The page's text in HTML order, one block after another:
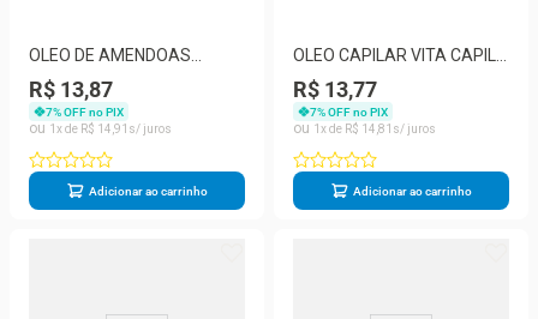
OLEO DE AMENDOAS
MURIEL AMEIXA NEGRA
100ML
R$ 13,87
7% OFF no PIX
1
R$ 14 91
Adicionar ao carrinho
OLEO CAPILAR VITA CAPILI
SEMENTE DE UVA 80ML -
MURIEL
R$ 13,77
7% OFF no PIX
1
R$ 14 81
Adicionar ao carrinho